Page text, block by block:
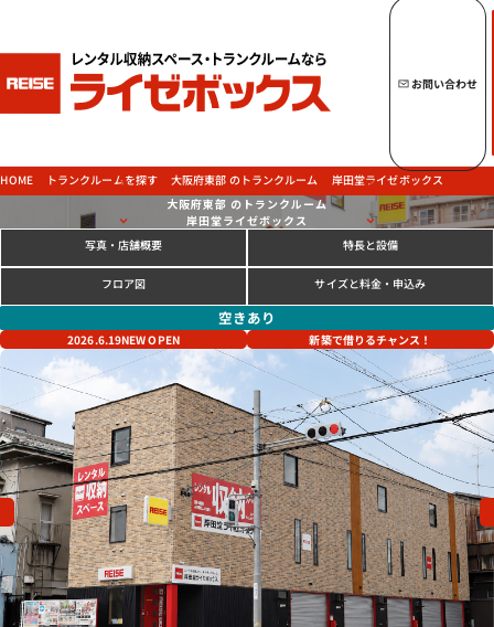
トップページへ
トランクルームを探す
ご契約の流れ・ お支払方法
ご利用中のお客様
よくあるご質問
法人のお客様
お問い合わせ
会社概要
特定商取引法に基づく表示
プライバシーポリシー
お問い合わせ
HOME トランクルームを探す 大阪府東部 のトランクルーム 岸田堂ライゼボックス
大阪府東部 のトランクルーム
岸田堂ライゼボックス
写真・店舗概要 特長と設備
フロア図 サイズと料金 ・申込み
空きあり
2026.6.19NEW OPEN 新築で借りるチャンス！
Previous